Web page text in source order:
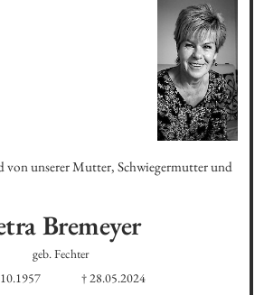
von unserer Mutter, Schwiegermutter und
Bremeyer
geb. Fechter
† 28.05.2024